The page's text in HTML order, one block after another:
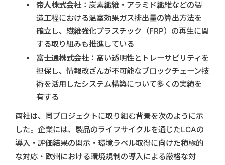
帝人株式会社：炭素繊維・アラミド繊維などの製
造工程における温室効果ガス排出量の算出方法を
確立し、繊維強化プラスチック（FRP）の再生に関
する取り組みも推進している
富士通株式会社：高い透明性とトレーサビリティを
担保し、情報改ざんが不可能なブロックチェーン技
術を活用したシステム構築について多くの実績を
有する
両社は、同プロジェクトに取り組む背景を次のように示
した。企業には、製品のライフサイクルを通じたLCAの
導入・評価結果の開示・環境ラベル取得に向けた積極的
な対応・欧州における環境規制の導入による厳格な対